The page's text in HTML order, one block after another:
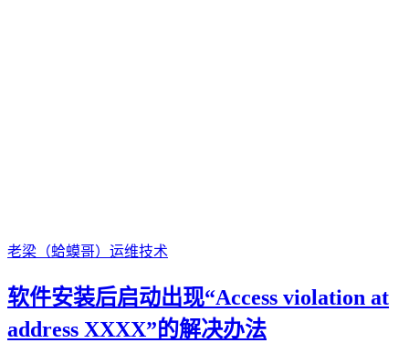
老梁（蛤蟆哥） 运维技术
软件安装后启动出现“Access violation at
address XXXX”的解决办法